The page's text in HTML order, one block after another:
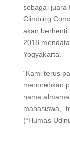
sebagai juara
Climbing
akan berhenti
2018
Yogyakarta.
“Kami terus
menorehkan
nama
mahasiswa,”
(*Humas